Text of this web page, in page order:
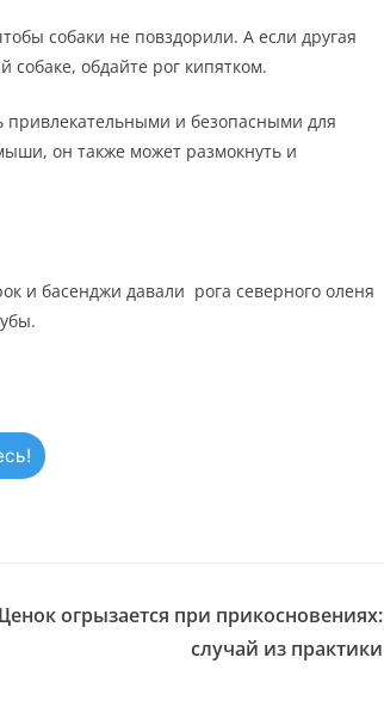
собаки не повздорили. А если другая
собаке, обдайте рог кипятком.
привлекательными и безопасными для
он также может размокнуть и
и басенджи давали рога северного оленя
огрызается при прикосновениях:
случай из практики